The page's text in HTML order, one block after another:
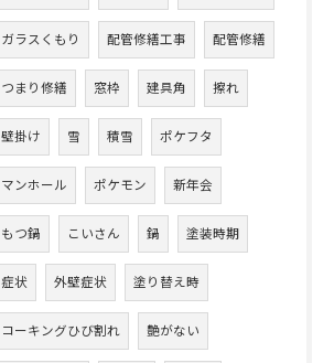
ガラスくもり 配管修繕工事 配管修繕
つまり修繕 窓枠 建具角 擦れ
壁掛け 雪 積雪 ポケフタ
マンホール ポケモン 新年会
もつ鍋 こいさん 鍋 塗装時期
症状 外壁症状 塗り替え時
コーキングひび割れ 艶がない